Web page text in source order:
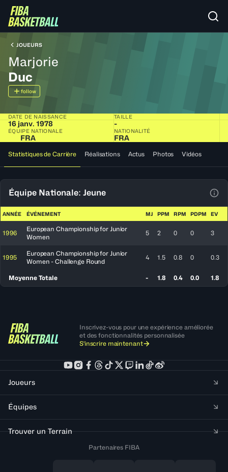
JOUEURS
Marjorie
Duc
follow
DATE DE NAISSANCE
16 janv. 1978
TAILLE
-
ÉQUIPE NATIONALE
FRA
NATIONALITÉ
FRA
Statistiques de Carrière Réalisations Actus Photos Vidéos
Équipe Nationale: Jeune
ANNÉE ÉVÉNEMENT MJ PPM RPM PDPM EV
1996
European Championship for Junior
Women
5 2 0 0 3
1995
European Championship for Junior
Women - Challenge Round
4 1.5 0.8 0 0.3
Moyenne Totale - 1.8 0.4 0.0 1.8
Inscrivez-vous pour une expérience améliorée
et des fonctionnalités personnalisée
S'inscrire maintenant
Joueurs
Équipes
Trouver un Terrain
Partenaires FIBA